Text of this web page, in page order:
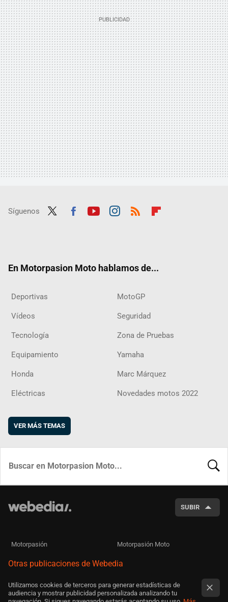
Síguenos
En Motorpasion Moto hablamos de...
Deportivas MotoGP
Vídeos Seguridad
Tecnología Zona de Pruebas
Equipamiento Yamaha
Honda Marc Márquez
Eléctricas Novedades motos 2022
VER MÁS TEMAS
SUBIR
Motorpasión Motorpasión Moto
Otras publicaciones de Webedia
Utilizamos cookies de terceros para generar estadísticas de
audiencia y mostrar publicidad personalizada analizando tu